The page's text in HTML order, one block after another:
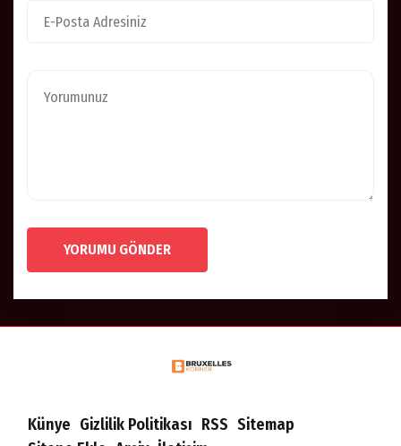
YORUMU GÖNDER
Künye Gizlilik Politikası RSS Sitemap